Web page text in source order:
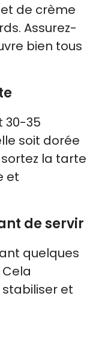
de crème
Assurez-
bien tous
30-35
soit dorée
la tarte
et
de servir
quelques
et